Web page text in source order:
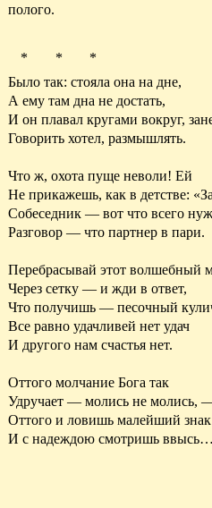
полого.
* * *
Было так: стояла она на дне,
А ему там дна не достать,
И он плавал кругами вокруг,
Говорить хотел, размышлять.
Что ж, охота пуще неволи! Ей
Не прикажешь, как в детстве:
Собеседник — вот что всего
Разговор — что партнер в пари.
Перебрасывай этот волшебный
Через сетку — и жди в ответ,
Что получишь — песочный
Все равно удачливей нет удач
И другого нам счастья нет.
Оттого молчание Бога так
Удручает — молись не молись,
Оттого и ловишь малейший знак
И с надеждою смотришь